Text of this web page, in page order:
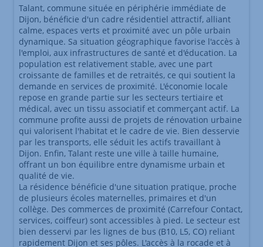
Talant, commune située en périphérie immédiate de
Dijon, bénéficie d'un cadre résidentiel attractif, alliant
calme, espaces verts et proximité avec un pôle urbain
dynamique. Sa situation géographique favorise l'accès à
l'emploi, aux infrastructures de santé et d'éducation. La
population est relativement stable, avec une part
croissante de familles et de retraités, ce qui soutient la
demande en services de proximité. L'économie locale
repose en grande partie sur les secteurs tertiaire et
médical, avec un tissu associatif et commerçant actif. La
commune profite aussi de projets de rénovation urbaine
qui valorisent l'habitat et le cadre de vie. Bien desservie
par les transports, elle séduit les actifs travaillant à
Dijon. Enfin, Talant reste une ville à taille humaine,
offrant un bon équilibre entre dynamisme urbain et
qualité de vie.
La résidence bénéficie d'une situation pratique, proche
de plusieurs écoles maternelles, primaires et d'un
collège. Des commerces de proximité (Carrefour Contact,
services, coiffeur) sont accessibles à pied. Le secteur est
bien desservi par les lignes de bus (B10, L5, CO) reliant
rapidement Dijon et ses pôles. L'accès à la rocade et à